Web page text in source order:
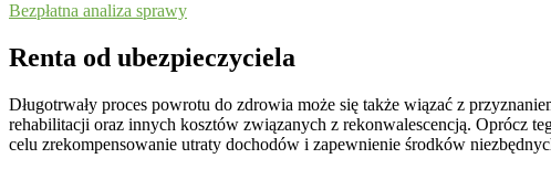
Bezpłatna analiza sprawy
Renta od ubezpieczyciela
Długotrwały proces powrotu do zdrowia może się także wiązać z
rehabilitacji oraz innych kosztów związanych z rekonwalescencją. Oprócz
celu zrekompensowanie utraty dochodów i zapewnienie środków